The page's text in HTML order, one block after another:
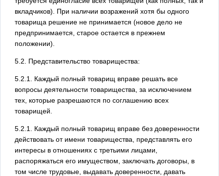
вкладчиков). При наличии возражений хотя бы одного
товарища решение не принимается (новое дело не
предпринимается, старое остается в прежнем
положении).
5.2. Представительство товарищества:
5.2.1. Каждый полный товарищ вправе решать все
вопросы деятельности товарищества, за исключением
тех, которые разрешаются по соглашению всех
товарищей.
5.2.1. Каждый полный товарищ вправе без доверенности
действовать от имени товарищества, представлять его
интересы в отношениях с третьими лицами,
распоряжаться его имуществом, заключать договоры, в
том числе трудовые, выдавать доверенности, давать